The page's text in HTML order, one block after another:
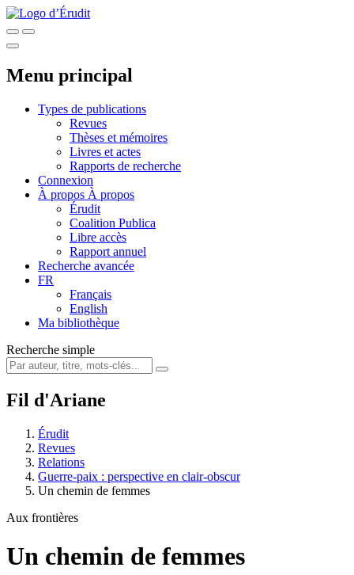
Menu principal
Types de publications
Revues
Thèses et mémoires
Livres et actes
Rapports de recherche
Connexion
À propos À propos
Érudit
Coalition Publica
Libre accès
Rapport annuel
Recherche avancée
FR
Français
English
Ma bibliothèque
Recherche simple
Fil d'Ariane
Érudit
Revues
Relations
Guerre-paix : perspective en clair-obscur
Un chemin de femmes
Aux frontières
Un chemin de femmes